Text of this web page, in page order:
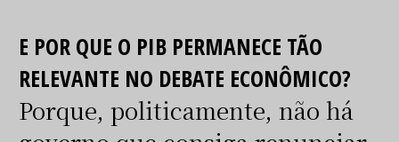
E POR QUE O PIB PERMANECE TÃO
RELEVANTE NO DEBATE ECONÔMICO?
Porque, politicamente, não há